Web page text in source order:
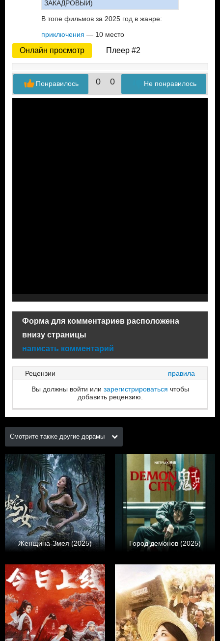
ЗАКАДРОВЫЙ)
В топе фильмов за 2025 год в жанре:
приключения — 10 место
Онлайн просмотр Плеер #2
0 0 Не понравилось
Понравилось
Форма для комментариев расположена
внизу страницы
написать комментарий
Рецензии
правила
Вы должны войти или зарегистрироваться чтобы
добавить рецензию.
Смотрите также другие дорамы
Женщина-Змея (2025) Город демонов (2025)